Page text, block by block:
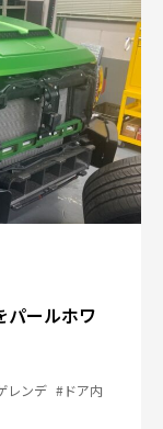
パールホワ
レンデ #ドア内